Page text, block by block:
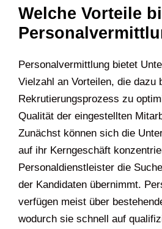
Welche Vorteile
Personalvermittlung bietet
Vielzahl an Vorteilen, die dazu
Rekrutierungsprozess zu
Qualität der eingestellten
Zunächst können sich die
auf ihr Kerngeschäft
Personaldienstleister die
der Kandidaten übernimmt.
verfügen meist über
wodurch sie schnell auf